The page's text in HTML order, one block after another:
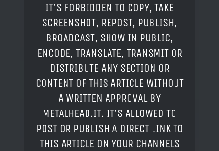
IT'S FORBIDDEN TO COPY, TAKE
SCREENSHOT, REPOST, PUBLISH,
BROADCAST, SHOW IN PUBLIC,
ENCODE, TRANSLATE, TRANSMIT OR
DISTRIBUTE ANY SECTION OR
CONTENT OF THIS ARTICLE WITHOUT
A WRITTEN APPROVAL BY
METALHEAD.IT. IT'S ALLOWED TO
POST OR PUBLISH A DIRECT LINK TO
THIS ARTICLE ON YOUR CHANNELS